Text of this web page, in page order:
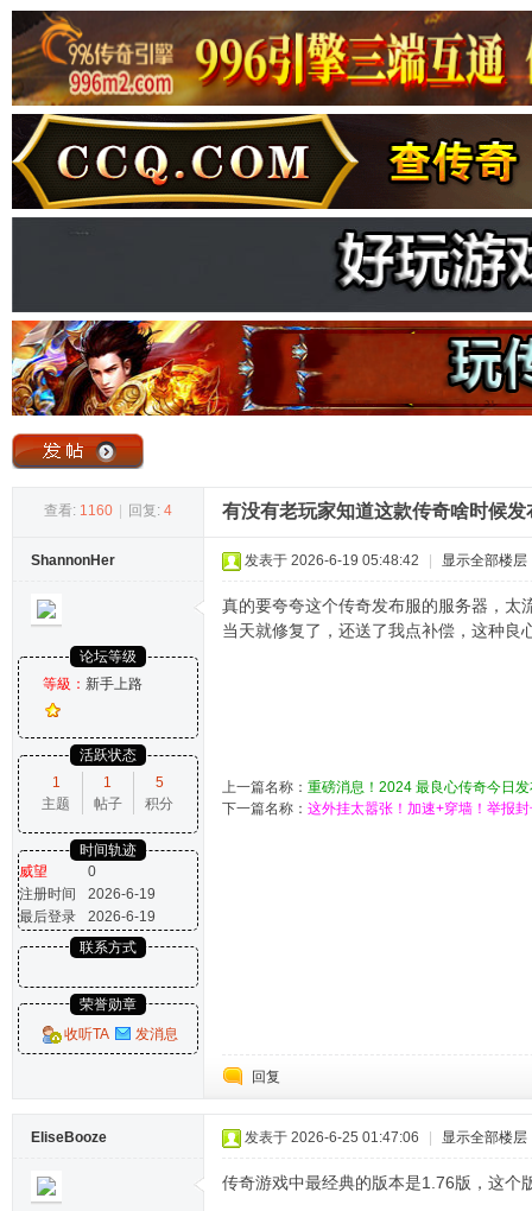
传
奇
坛
» › ›
查看: 1160 回复: 4 有没有老玩家知道这款传奇啥时候
ShannonHer
论坛等级
等級： 新手上路
活跃状态
1
主题
1
帖子
5
积分
时间轨迹
威望
0
注册时间
2026-6-19
最后登录
2026-6-19
联系方式
荣誉勋章
收听TA
发消息
发表于 2026-6-19 05:48:42 显示全部楼层
真的要夸夸这个传奇发布服的服务器，太
当天就修复了，还送了我点补偿，这种良
上一篇名称： 重磅消息！2024 最良心传奇今日
下一篇名称： 这外挂太嚣张！加速+穿墙！举报
回复
EliseBooze 发表于 2026-6-25 01:47:06 显示全部楼层
传奇游戏中最经典的版本是1.76版，这个